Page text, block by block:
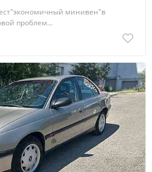
минивен"в
проблем...